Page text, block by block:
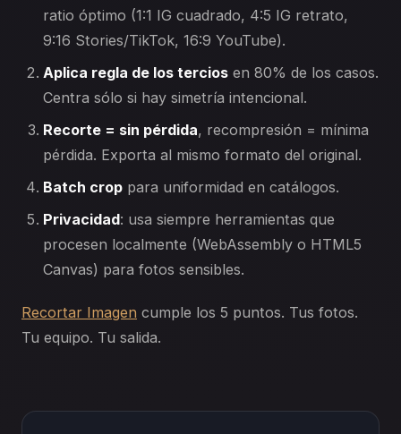
ratio óptimo (1:1 IG cuadrado, 4:5 IG retrato,
9:16 Stories/TikTok, 16:9 YouTube).
Aplica regla de los tercios en 80% de los casos.
Centra sólo si hay simetría intencional.
Recorte = sin pérdida, recompresión = mínima
pérdida. Exporta al mismo formato del original.
Batch crop para uniformidad en catálogos.
Privacidad: usa siempre herramientas que
procesen localmente (WebAssembly o HTML5
Canvas) para fotos sensibles.
Recortar Imagen cumple los 5 puntos. Tus fotos.
Tu equipo. Tu salida.